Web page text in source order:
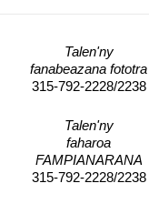
Talen'ny
fanabeazana fototra
315-792-2228/2238
Talen'ny
faharoa
FAMPIANARANA
315-792-2228/2238